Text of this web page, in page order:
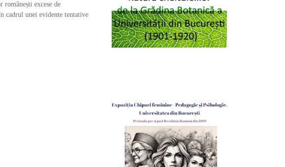
românești excese de
cadrul unei evidente tentative